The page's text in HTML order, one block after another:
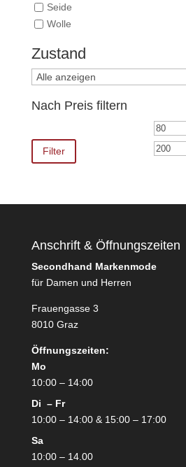
Seide
Wolle
Zustand
Nach Preis filtern
Min.
Preis
Filter
Anschrift & Öffnungszeiten
Secondhand Markenmode
für Damen und Herren
Frauengasse 3
8010 Graz
Öffnungszeiten:
Mo
10:00 – 14:00
Di – Fr
10:00 – 14:00 & 15:00 – 17:00
Sa
10:00 – 14.00